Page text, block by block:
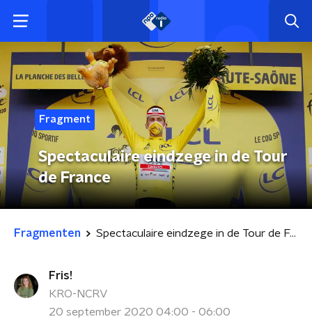
Fragment
Spectaculaire eindzege in de Tour
de France
Fragmenten Spectaculaire eindzege in de Tour de France
Fris!
KRO-NCRV
20 september 2020 04:00 - 06:00